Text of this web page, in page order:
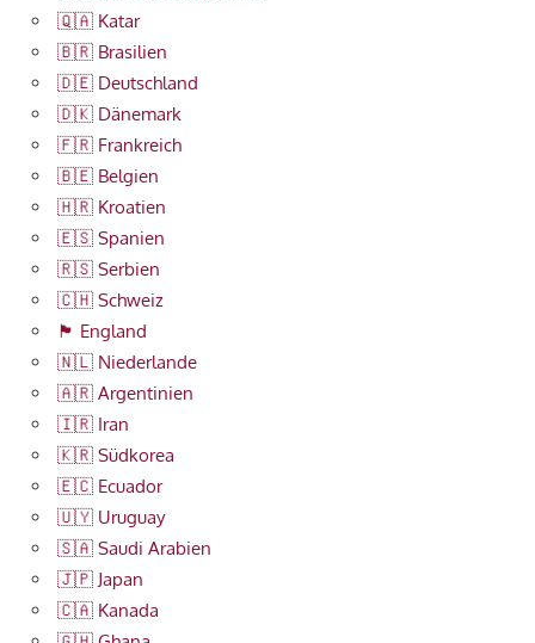
🇶🇦 Katar
🇧🇷 Brasilien
🇩🇪 Deutschland
🇩🇰 Dänemark
🇫🇷 Frankreich
🇧🇪 Belgien
🇭🇷 Kroatien
🇪🇸 Spanien
🇷🇸 Serbien
🇨🇭 Schweiz
🏴󠁧󠁢󠁥󠁮󠁧󠁿 England
🇳🇱 Niederlande
🇦🇷 Argentinien
🇮🇷 Iran
🇰🇷 Südkorea
🇪🇨 Ecuador
🇺🇾 Uruguay
🇸🇦 Saudi Arabien
🇯🇵 Japan
🇨🇦 Kanada